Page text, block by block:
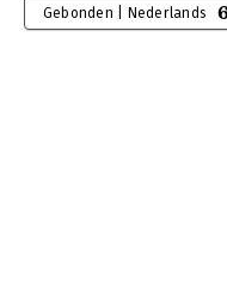
Gebonden | Nederlands